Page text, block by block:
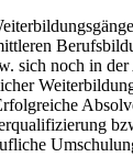
sich noch in